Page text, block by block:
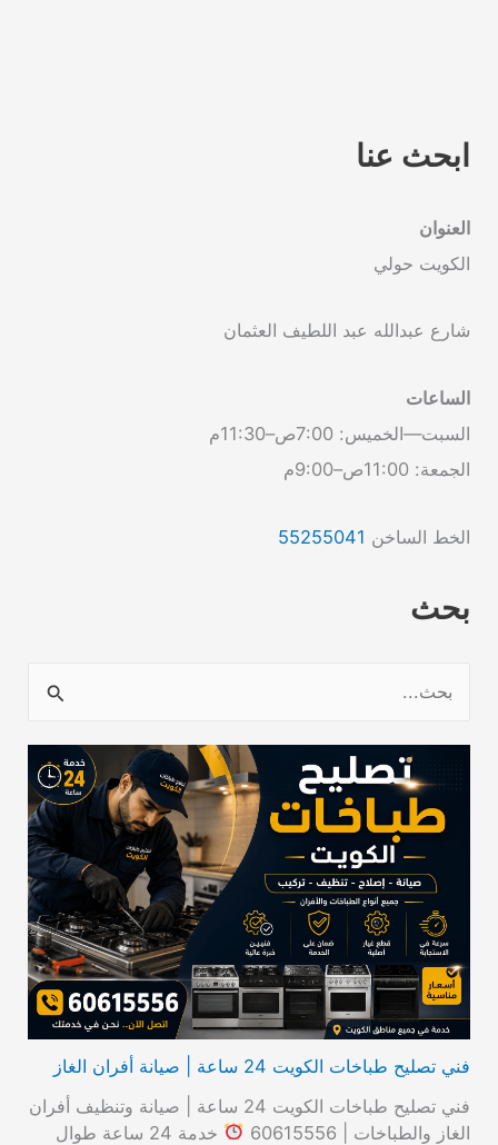
ابحث عنا
العنوان
الكويت حولي
شارع عبدالله عبد اللطيف العثمان
الساعات
السبت—الخميس: 7:00ص–11:30م
الجمعة: 11:00ص–9:00م
الخط الساخن 55255041
بحث
فني تصليح طباخات الكويت 24 ساعة | صيانة أفران الغاز
فني تصليح طباخات الكويت 24 ساعة | صيانة وتنظيف أفران
الغاز والطباخات | 60615556
خدمة 24 ساعة طوال